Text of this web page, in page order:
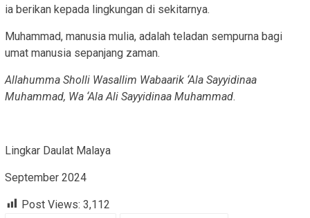
ia berikan kepada lingkungan di sekitarnya.
Muhammad, manusia mulia, adalah teladan sempurna bagi
umat manusia sepanjang zaman.
Allahumma Sholli Wasallim Wabaarik ‘Ala Sayyidinaa
Muhammad, Wa ‘Ala Ali Sayyidinaa Muhammad.
Lingkar Daulat Malaya
September 2024
Post Views: 3,112